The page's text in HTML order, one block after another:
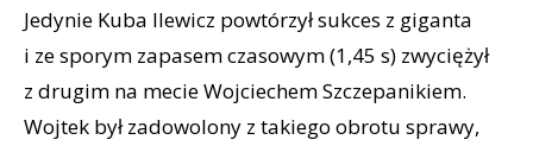
Jedynie Kuba Ilewicz powtórzył sukces z giganta
i ze sporym zapasem czasowym (1,45 s) zwyciężył
z drugim na mecie Wojciechem Szczepanikiem.
Wojtek był zadowolony z takiego obrotu sprawy,